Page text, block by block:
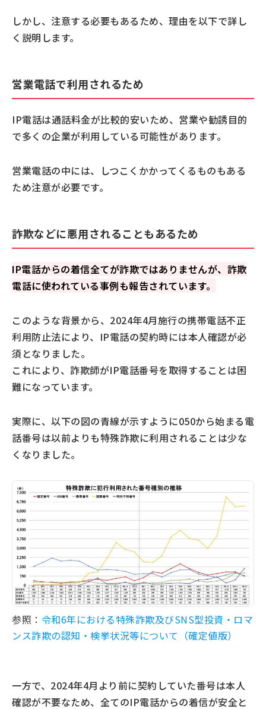
しかし、注意する必要もあるため、理由を以下で詳し
く説明します。
営業電話で利用されるため
IP電話は通話料金が比較的安いため、営業や勧誘目的
で多くの企業が利用している可能性があります。
営業電話の中には、しつこくかかってくるものもある
ため注意が必要です。
詐欺などに悪用されることもあるため
IP電話からの着信全てが詐欺ではありませんが、詐欺
電話に使われている事例も報告されています。
このような背景から、2024年4月施行の携帯電話不正
利用防止法により、IP電話の契約時には本人確認が必
須となりました。
これにより、詐欺師がIP電話番号を取得することは困
難になっています。
実際に、以下の図の青線が示すように050から始まる電
話番号は以前よりも特殊詐欺に利用されることは少な
くなりました。
参照： 令和6年における特殊詐欺及びSNS型投資・ロマ
ンス詐欺の認知・検挙状況等について（確定値版）
一方で、2024年4月より前に契約していた番号は本人
確認が不要なため、全てのIP電話からの着信が安全と